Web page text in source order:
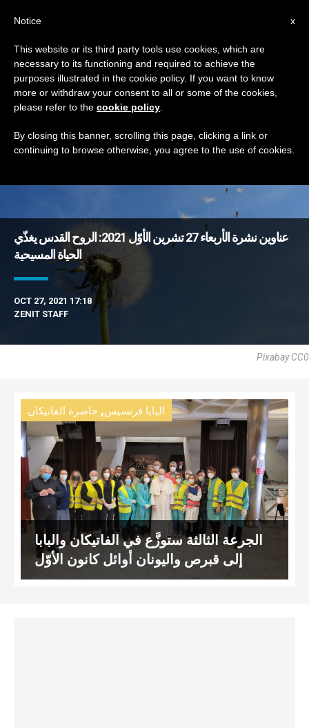
TAG
Posts Tagged ‘جرعة’
DERNIÈRES NOUVELLES
عناوين نشرة الأربعاء 27 تشرين الأوّل 2021: الروح القدس يغذّي
الحياة المسيحية
OCT 27, 2021 17:18
ZENIT STAFF
Pixabay CC0
البابا فرنسيس, حاضرة الفاتيكان
الجرعة الثالثة ستوزَّع في الفاتيكان والبابا
إلى قبرص واليونان أوائل كانون الأوّل
x
Notice
This website or its third party tools use cookies, which are
necessary to its functioning and required to achieve the
purposes illustrated in the cookie policy. If you want to know
more or withdraw your consent to all or some of the cookies,
please refer to the cookie policy
By closing this banner, scrolling this page, clicking a link or
continuing to browse otherwise, you agree to the use of cookies.